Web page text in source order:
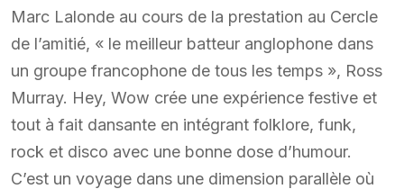
Marc Lalonde au cours de la prestation au Cercle
de l’amitié, « le meilleur batteur anglophone dans
un groupe francophone de tous les temps », Ross
Murray. Hey, Wow crée une expérience festive et
tout à fait dansante en intégrant folklore, funk,
rock et disco avec une bonne dose d’humour.
C’est un voyage dans une dimension parallèle où